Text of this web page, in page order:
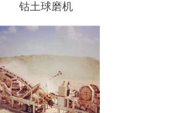
钴土球磨机